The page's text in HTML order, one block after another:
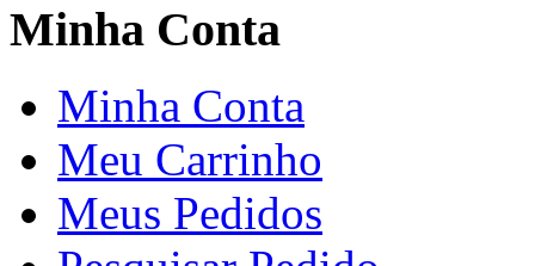
Minha Conta
Minha Conta
Meu Carrinho
Meus Pedidos